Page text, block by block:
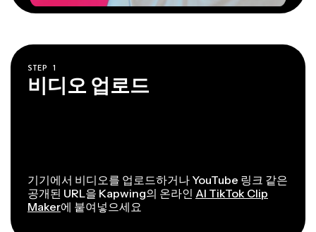
STEP 1
비디오 업로드
기기에서 비디오를 업로드하거나 YouTube 링크 같은
공개된 URL을 Kapwing의 온라인 AI TikTok Clip
Maker에 붙여넣으세요